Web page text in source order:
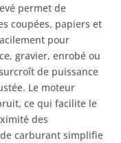
permet de
coupées, papiers et
pour
gravier, enrobé ou
de puissance
Le moteur
ce qui facilite le
des
de carburant simplifie